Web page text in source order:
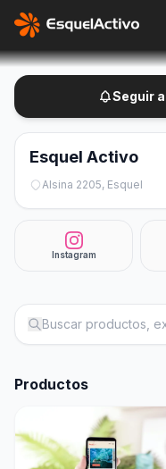
Club de beneficios
Seguir
Esquel Activo
Alsina 2205, Esquel
Instagram
Productos